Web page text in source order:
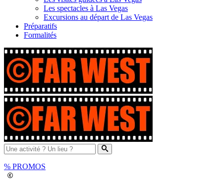
Les spectacles à Las Vegas
Excursions au départ de Las Vegas
Préparatifs
Formalités
% PROMOS